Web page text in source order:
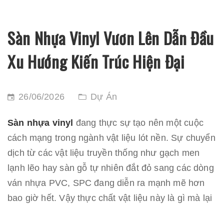
Sàn Nhựa Vinyl Vươn Lên Dẫn Đầu
Xu Hướng Kiến Trúc Hiện Đại
26/06/2026 Dự Án
Sàn nhựa vinyl đang thực sự tạo nên một cuộc
cách mạng trong ngành vật liệu lót nền. Sự chuyển
dịch từ các vật liệu truyền thống như gạch men
lạnh lẽo hay sàn gỗ tự nhiên đắt đỏ sang các dòng
ván nhựa PVC, SPC đang diễn ra mạnh mẽ hơn
bao giờ hết. Vậy thực chất vật liệu này là gì mà lại